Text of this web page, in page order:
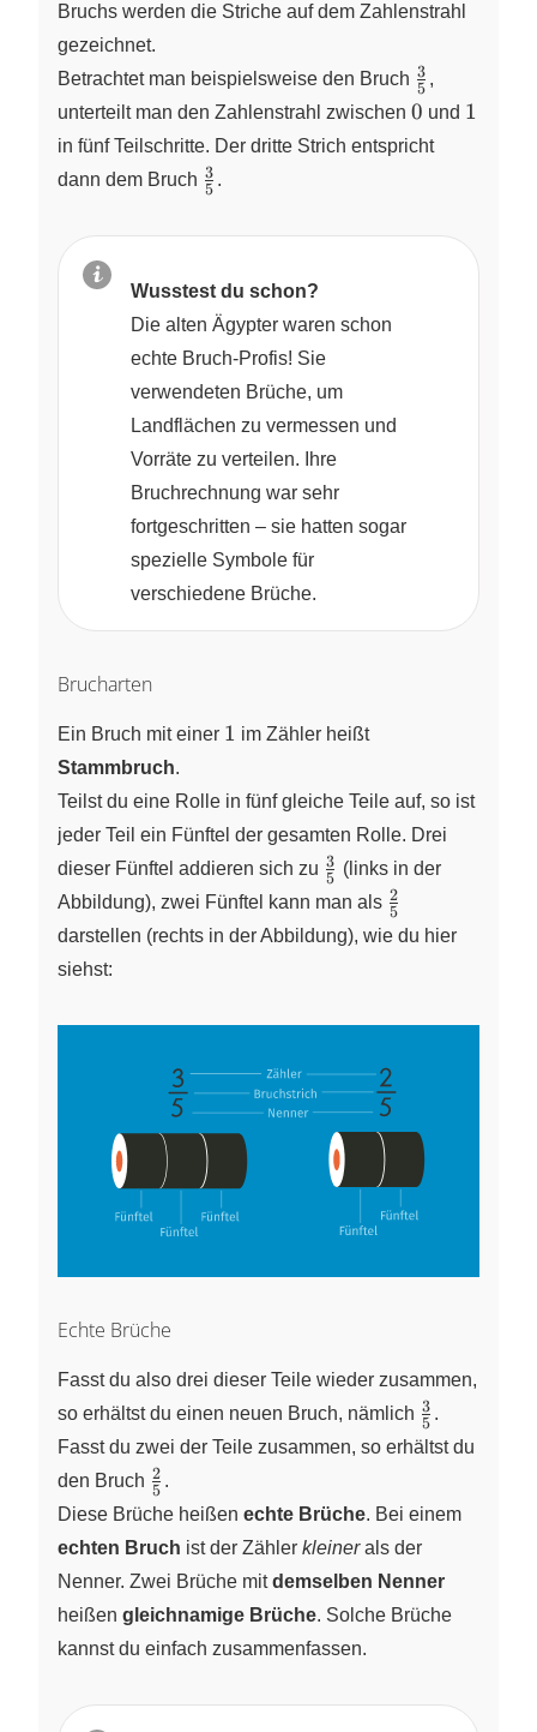
Bruchs werden die Striche auf dem Zahlenstrahl
gezeichnet.
Betrachtet man beispielsweise den Bruch \frac{3}
{5}
5
3 ,
unterteilt man den Zahlenstrahl zwischen 0
0 und 1
1
in fünf Teilschritte. Der dritte Strich entspricht
dann dem Bruch \frac{3}
{5}
5
3 .
Wusstest du schon?
Die alten Ägypter waren schon
echte Bruch‑Profis! Sie
verwendeten Brüche, um
Landflächen zu vermessen und
Vorräte zu verteilen. Ihre
Bruchrechnung war sehr
fortgeschritten – sie hatten sogar
spezielle Symbole für
verschiedene Brüche.
Brucharten
Ein Bruch mit einer 1
1 im Zähler heißt
Stammbruch.
Teilst du eine Rolle in fünf gleiche Teile auf, so ist
jeder Teil ein Fünftel der gesamten Rolle. Drei
dieser Fünftel addieren sich zu \frac{3}
{5}
5
3 (links in der
Abbildung), zwei Fünftel kann man als \frac{2}
{5}
5
2
darstellen (rechts in der Abbildung), wie du hier
siehst:
Echte Brüche
Fasst du also drei dieser Teile wieder zusammen,
so erhältst du einen neuen Bruch, nämlich \frac{3}
{5}
5
3 .
Fasst du zwei der Teile zusammen, so erhältst du
den Bruch \frac{2}
{5}
5
2 .
Diese Brüche heißen echte Brüche. Bei einem
echten Bruch ist der Zähler kleinerals der
Nenner. Zwei Brüche mitdemselben Nenner
heißen gleichnamige Brüche. Solche Brüche
kannst du einfach zusammenfassen.